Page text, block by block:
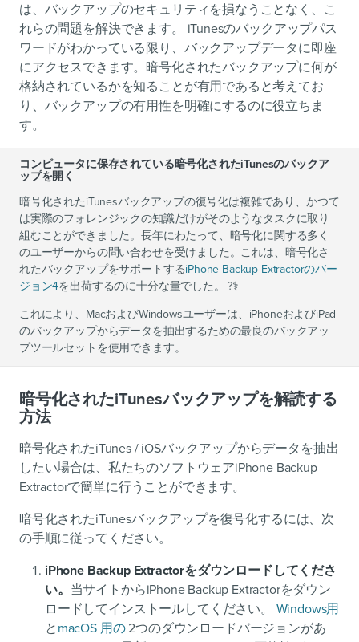
は、バックアップのセキュリティを損なうことなく、こ
れらの問題を解決できます。 iTunesのバックアップパス
ワードがわかっている限り、バックアップデータに即座
にアクセスできます。暗号化されたバックアップに何が
格納されているかを知ることが有用であると考えてお
り、バックアップの有用性を明確にするのに役立ちま
す。
コンピュータに保存されている暗号化されたiTunesのバックア
ップを開く
暗号化されたiTunesバックアップの復号化は複雑であり、かつて
は実際のフォレンジックの知識だけがそのようなタスクに取り
組むことができました。長年にわたって、暗号化に関する多く
のユーザーからの問い合わせを受けました。これは、暗号化さ
れたバックアップをサポートするiPhone Backup Extractorのバー
ジョン4を出荷するのに十分な量でした。 ?‍⚕️
これにより、MacおよびWindowsユーザーは、iPhoneおよびiPad
のバックアップからデータを抽出するための最良のバックアッ
プツールセットを使用できます。
暗号化されたiTunesバックアップを解読する
方法
暗号化されたiTunes / iOSバックアップからデータを抽出
したい場合は、私たちのソフトウェアiPhone Backup
Extractorで簡単に行うことができます。
暗号化されたiTunesバックアップを復号化するには、次
の手順に従ってください。
iPhone Backup Extractorをダウンロードしてくださ
い。 当サイトからiPhone Backup Extractorをダウン
ロードしてインストールしてください。 Windows用
と macOS 用の2つのダウンロードバージョンがあ